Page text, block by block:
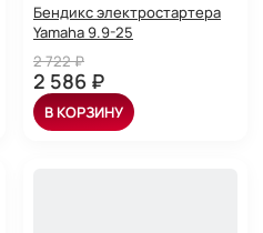
Бендикс электростартера
Yamaha 9.9-25
2 722 ₽
2 586 ₽
В КОРЗИНУ